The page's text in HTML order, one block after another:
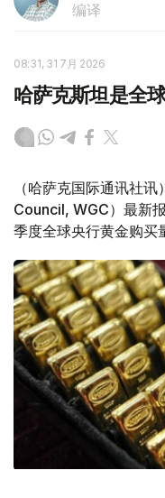
编译
08:31, 31 7月 2026
哈萨克斯坦是全
（哈萨克国际通讯社
Council, WGC）最新
季度全球央行黄金购买